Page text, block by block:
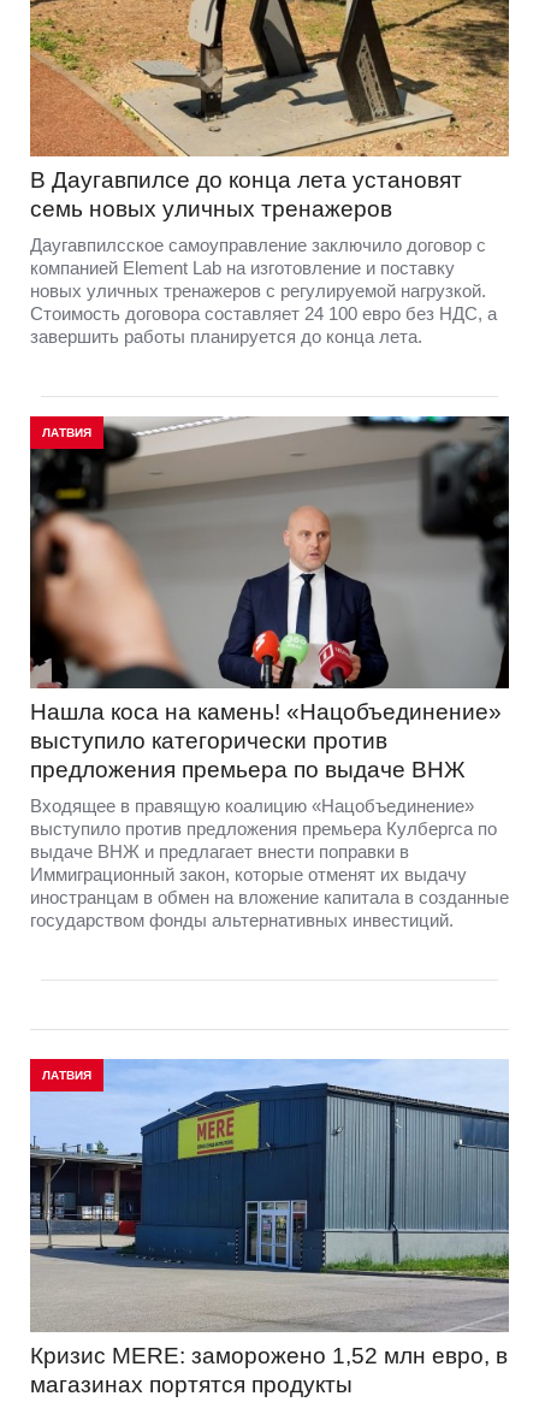
В Даугавпилсе до конца лета установят
семь новых уличных тренажеров
Даугавпилсское самоуправление заключило договор с
компанией Element Lab на изготовление и поставку
новых уличных тренажеров с регулируемой нагрузкой.
Стоимость договора составляет 24 100 евро без НДС, а
завершить работы планируется до конца лета.
ЛАТВИЯ
Нашла коса на камень! «Нацобъединение»
выступило категорически против
предложения премьера по выдаче ВНЖ
Входящее в правящую коалицию «Нацобъединение»
выступило против предложения премьера Кулбергса по
выдаче ВНЖ и предлагает внести поправки в
Иммиграционный закон, которые отменят их выдачу
иностранцам в обмен на вложение капитала в созданные
государством фонды альтернативных инвестиций.
ЛАТВИЯ
Кризис MERE: заморожено 1,52 млн евро, в
магазинах портятся продукты